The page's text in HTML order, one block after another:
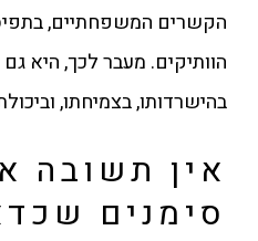
הקשרים המשפחתיים,
הוותיקים. מעבר לכך, היא
בהישרדותו, בצמיחתו,
אין תשובה
סימנים